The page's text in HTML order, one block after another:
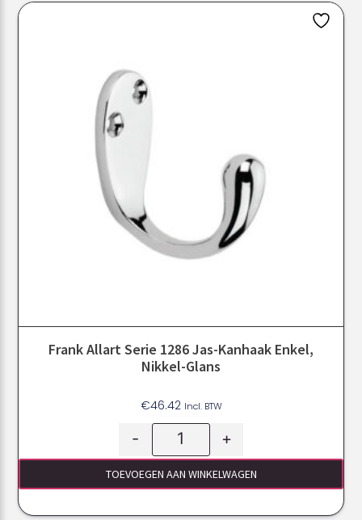
Frank Allart Serie 1286 Jas-Kanhaak Enkel,
Nikkel-Glans
€46.42 Incl. BTW
- +
TOEVOEGEN AAN WINKELWAGEN